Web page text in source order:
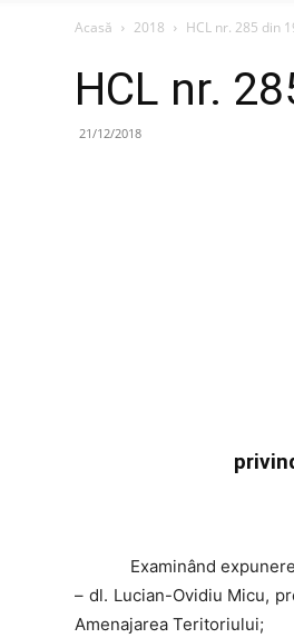
Acasă 2018 HCL nr. 285 din
HCL nr.
21/12/2018
Examinând
– dl. Lucian-Ovidiu Micu,
Amenajarea Teritoriului;